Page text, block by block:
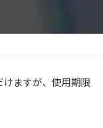
ますが、使用期限